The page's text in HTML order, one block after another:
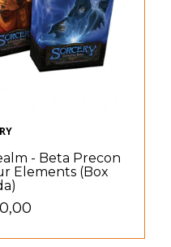
- Beta Precon
Elements (Box